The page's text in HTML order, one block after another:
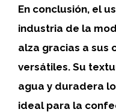
En conclusión, el
industria de la
alza gracias a sus
versátiles. Su
agua y duradera
ideal para la